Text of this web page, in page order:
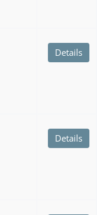
Details
Details